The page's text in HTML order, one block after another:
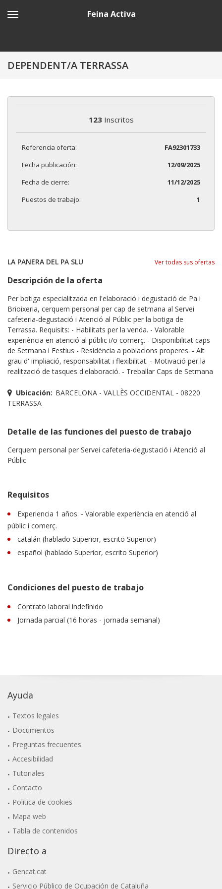
Feina Activa
DEPENDENT/A TERRASSA
123Inscritos
Referencia oferta:
FA92301733
Fecha publicación:
12/09/2025
Fecha de cierre:
11/12/2025
Puestos de trabajo:
1
LA PANERA DEL PA SLU Ver todas sus ofertas
Descripción de la oferta
Per botiga especialitzada en l'elaboració i degustació de Pa i
Brioixeria, cerquem personal per cap de setmana al Servei
cafeteria-degustació i Atenció al Públic per la botiga de
Terrassa. Requisits: - Habilitats per la venda. - Valorable
experiència en atenció al públic i/o comerç. - Disponibilitat caps
de Setmana i Festius - Residència a poblacions properes. - Alt
grau d' impliació, responsabilitat i flexibilitat. - Motivació per la
realització de tasques d'elaboració. - Treballar Caps de Setmana
Ubicación: BARCELONA - VALLÈS OCCIDENTAL - 08220
TERRASSA
Detalle de las funciones del puesto de trabajo
Cerquem personal per Servei cafeteria-degustació i Atenció al
Públic
Requisitos
Experiencia 1 años. - Valorable experiència en atenció al
públic i comerç.
catalán (hablado Superior, escrito Superior)
español (hablado Superior, escrito Superior)
Condiciones del puesto de trabajo
Contrato laboral indefinido
Jornada parcial (16 horas - jornada semanal)
Ayuda
Textos legales
Documentos
Preguntas frecuentes
Accesibilidad
Tutoriales
Contacto
Politica de cookies
Mapa web
Tabla de contenidos
Directo a
Gencat.cat
Servicio Público de Ocupación de Cataluña